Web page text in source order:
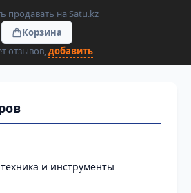
продавать на Satu.kz
Корзина
отзывов,добавить
и инструменты